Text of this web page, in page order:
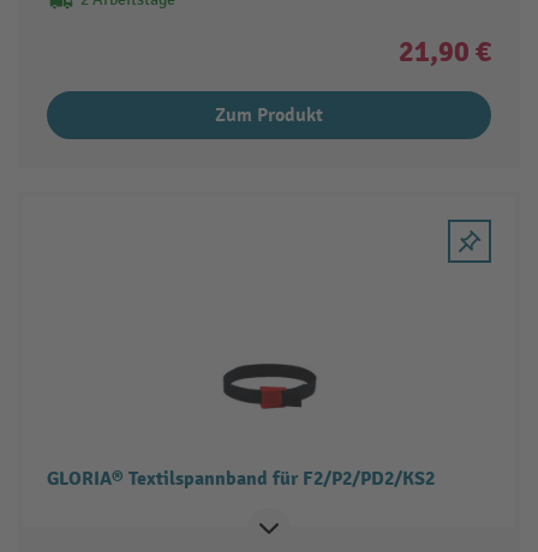
21,90 €
Zum Produkt
GLORIA® Textilspannband für F2/P2/PD2/KS2